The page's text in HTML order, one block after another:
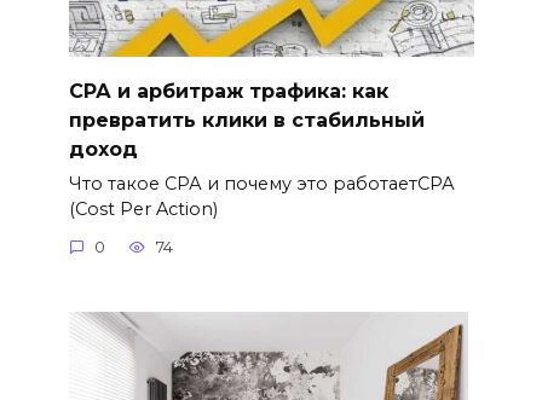
СРА и арбитраж трафика: как
превратить клики в стабильный
доход
Что такое СРА и почему это работаетСРА
(Cost Per Action)
0 74